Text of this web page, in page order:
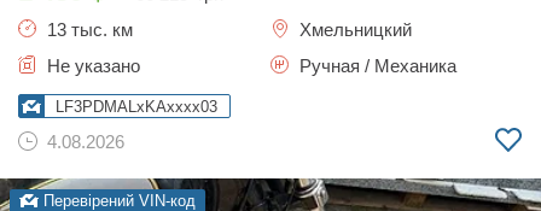
13 тыс. км
Хмельницкий
Не указано
Ручная / Механика
LF3PDMALxKAxxxx03
4.08.2026
Перевірений VIN-код